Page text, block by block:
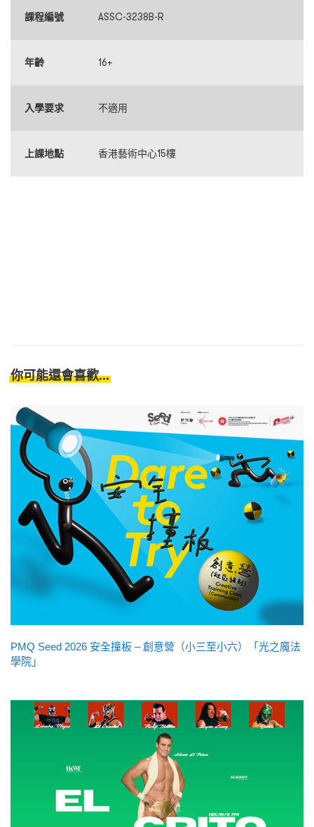
課程編號 ASSC-3238B-R
年齡 16+
入學要求 不適用
上課地點 香港藝術中心15樓
你可能還會喜歡...
PMQ Seed 2026 安全撞板 – 創意營（小三至小六）「光之魔法
學院」